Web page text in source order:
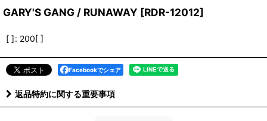
GARY'S GANG / RUNAWAY [RDR-12012]
[ ]: 200[ ]
Facebookでシェア
返品特約に関する重要事項